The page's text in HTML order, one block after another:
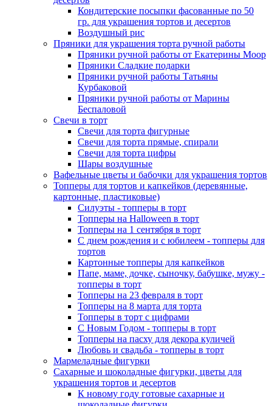
Кондитерские посыпки фасованные по 50
гр. для украшения тортов и десертов
Воздушный рис
Пряники для украшения торта ручной работы
Пряники ручной работы от Екатерины Моор
Пряники Сладкие подарки
Пряники ручной работы Татьяны
Курбаковой
Пряники ручной работы от Марины
Беспаловой
Свечи в торт
Свечи для торта фигурные
Свечи для торта прямые, спирали
Свечи для торта цифры
Шары воздушные
Вафельные цветы и бабочки для украшения тортов
Топперы для тортов и капкейков (деревянные,
картонные, пластиковые)
Силуэты - топперы в торт
Топперы на Halloween в торт
Топперы на 1 сентября в торт
С днем рождения и с юбилеем - топперы для
тортов
Картонные топперы для капкейков
Папе, маме, дочке, сыночку, бабушке, мужу -
топперы в торт
Топперы на 23 февраля в торт
Топперы на 8 марта для торта
Топперы в торт с цифрами
С Новым Годом - топперы в торт
Топперы на пасху для декора куличей
Любовь и свадьба - топперы в торт
Мармеладные фигурки
Сахарные и шоколадные фигурки, цветы для
украшения тортов и десертов
К новому году готовые сахарные и